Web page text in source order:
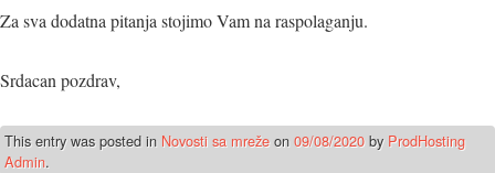
Za sva dodatna pitanja stojimo Vam na raspolaganju.
Srdacan pozdrav,
This entry was posted in Novosti sa mreže on 09/08/2020 by ProdHosting
Admin.